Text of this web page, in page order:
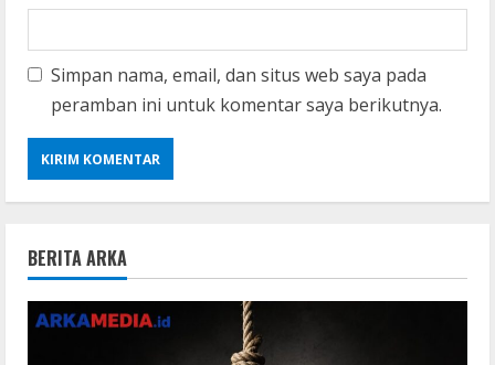
Simpan nama, email, dan situs web saya pada
peramban ini untuk komentar saya berikutnya.
BERITA ARKA